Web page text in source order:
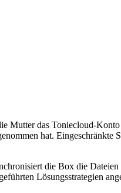
Mutter das Toniecloud-
hat. Eingeschränkte
die Box die
Lösungsstrategien